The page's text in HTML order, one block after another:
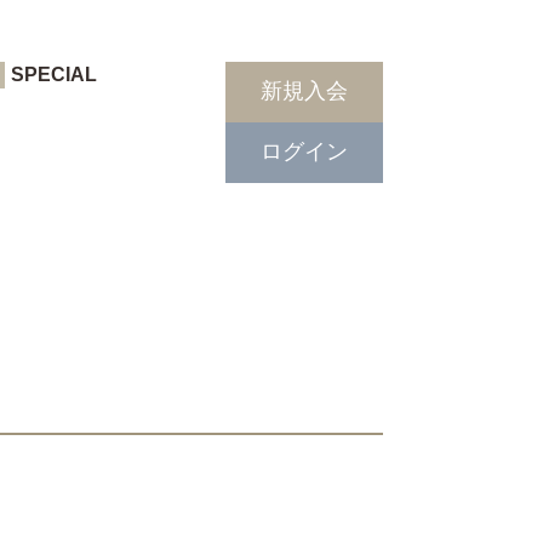
SPECIAL
新規入会
ログイン